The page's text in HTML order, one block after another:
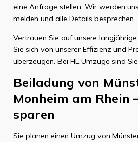
eine Anfrage stellen. Wir werden
melden und alle Details besprechen.
Vertrauen Sie auf unsere
Sie sich von unserer Effizienz und
überzeugen. Bei HL Umzüge sind
Beiladung von
Monheim am Rhein
sparen
Sie planen einen Umzug von